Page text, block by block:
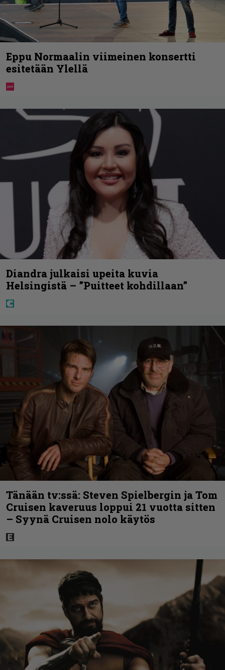
Eppu Normaalin viimeinen konsertti
esitetään Ylellä
Diandra julkaisi upeita kuvia
Helsingistä – ”Puitteet kohdillaan”
Tänään tv:ssä: Steven Spielbergin ja Tom
Cruisen kaveruus loppui 21 vuotta sitten
– Syynä Cruisen nolo käytös